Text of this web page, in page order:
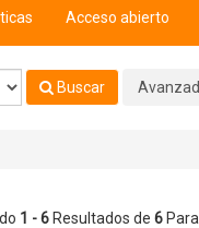
Acceso abierto
Buscar
1 - 6Resultados de 6Para